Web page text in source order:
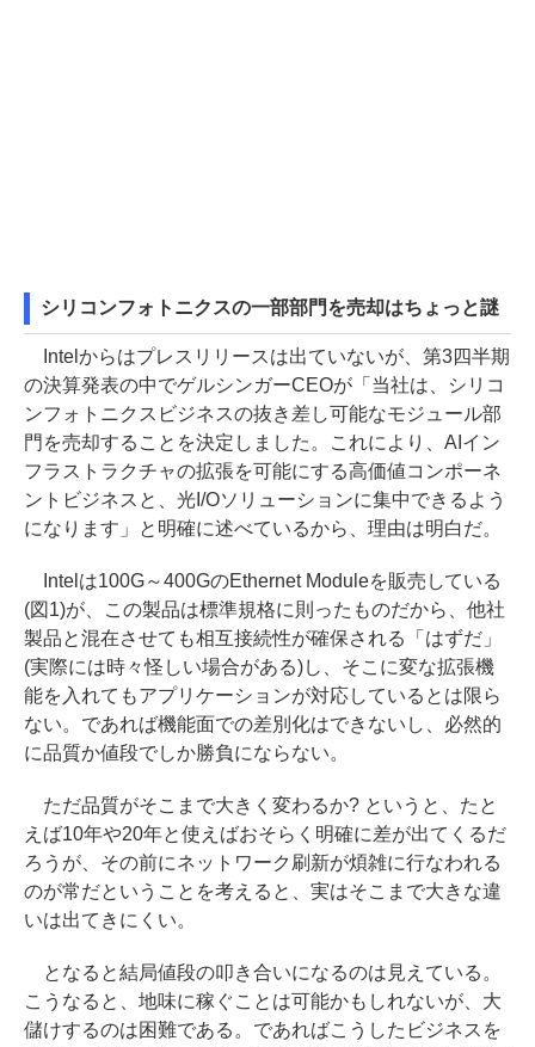
シリコンフォトニクスの一部部門を売却はちょっと謎
Intelからはプレスリリースは出ていないが、第3四半期
の決算発表の中でゲルシンガーCEOが「当社は、シリコ
ンフォトニクスビジネスの抜き差し可能なモジュール部
門を売却することを決定しました。これにより、AIイン
フラストラクチャの拡張を可能にする高価値コンポーネ
ントビジネスと、光I/Oソリューションに集中できるよう
になります」と明確に述べているから、理由は明白だ。
Intelは100G～400GのEthernet Moduleを販売している
(図1)が、この製品は標準規格に則ったものだから、他社
製品と混在させても相互接続性が確保される「はずだ」
(実際には時々怪しい場合がある)し、そこに変な拡張機
能を入れてもアプリケーションが対応しているとは限ら
ない。であれば機能面での差別化はできないし、必然的
に品質か値段でしか勝負にならない。
ただ品質がそこまで大きく変わるか? というと、たと
えば10年や20年と使えばおそらく明確に差が出てくるだ
ろうが、その前にネットワーク刷新が煩雑に行なわれる
のが常だということを考えると、実はそこまで大きな違
いは出てきにくい。
となると結局値段の叩き合いになるのは見えている。
こうなると、地味に稼ぐことは可能かもしれないが、大
儲けするのは困難である。であればこうしたビジネスを